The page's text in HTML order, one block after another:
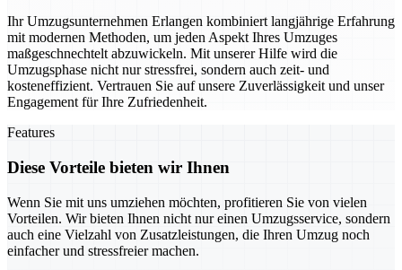
Ihr Umzugsunternehmen Erlangen kombiniert langjährige Erfahrung
mit modernen Methoden, um jeden Aspekt Ihres Umzuges
maßgeschnechtelt abzuwickeln. Mit unserer Hilfe wird die
Umzugsphase nicht nur stressfrei, sondern auch zeit- und
kosteneffizient. Vertrauen Sie auf unsere Zuverlässigkeit und unser
Engagement für Ihre Zufriedenheit.
Features
Diese Vorteile bieten wir Ihnen
Wenn Sie mit uns umziehen möchten, profitieren Sie von vielen
Vorteilen. Wir bieten Ihnen nicht nur einen Umzugsservice, sondern
auch eine Vielzahl von Zusatzleistungen, die Ihren Umzug noch
einfacher und stressfreier machen.